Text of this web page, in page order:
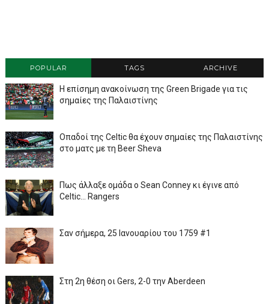
POPULAR TAGS ARCHIVE
Η επίσημη ανακοίνωση της Green Brigade για τις
σημαίες της Παλαιστίνης
Οπαδοί της Celtic θα έχουν σημαίες της Παλαιστίνης
στο ματς με τη Beer Sheva
Πως άλλαξε ομάδα ο Sean Conney κι έγινε από
Celtic... Rangers
Σαν σήμερα, 25 Ιανουαρίου του 1759 #1
Στη 2η θέση οι Gers, 2-0 την Aberdeen